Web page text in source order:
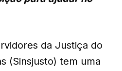
da Justiça do
(Sinsjusto) tem uma